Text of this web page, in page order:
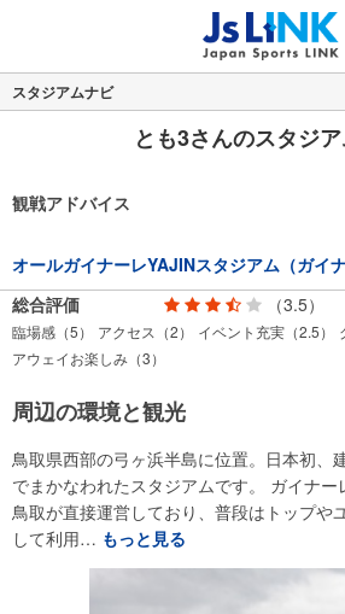
スタジアムナビ
とも3さんのスタジ
観戦アドバイス
オールガイナーレYAJINスタジアム（ガイ
総合評価
（3.5）
臨場感（5） アクセス（2） イベント充実（2.5）
アウェイお楽しみ（3）
周辺の環境と観光
鳥取県西部の弓ヶ浜半島に位置。日本初、
でまかなわれたスタジアムです。 ガイナ
鳥取が直接運営しており、普段はトップや
して利用… もっと見る